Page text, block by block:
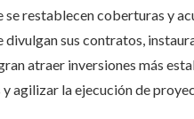
restablecen coberturas y
divulgan sus contratos,
atraer inversiones más
agilizar la ejecución de